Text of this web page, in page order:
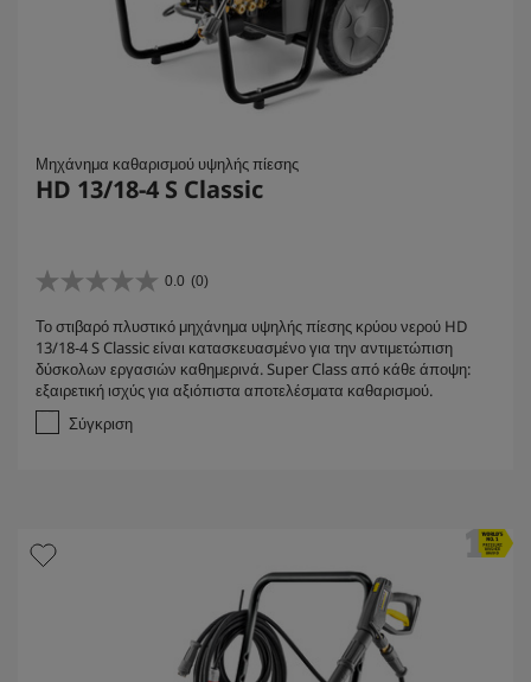
Μηχάνημα καθαρισμού υψηλής πίεσης
HD 13/18-4 S Classic
0.0 (0)
0
0
α
π
ό
α
ι
α
Το στιβαρό πλυστικό μηχάνημα υψηλής πίεσης κρύου νερού HD
13/18-4 S Classic είναι κατασκευασμένο για την αντιμετώπιση
δύσκολων εργασιών καθημερινά. Super Class από κάθε άποψη:
εξαιρετική ισχύς για αξιόπιστα αποτελέσματα καθαρισμού.
Σύγκριση